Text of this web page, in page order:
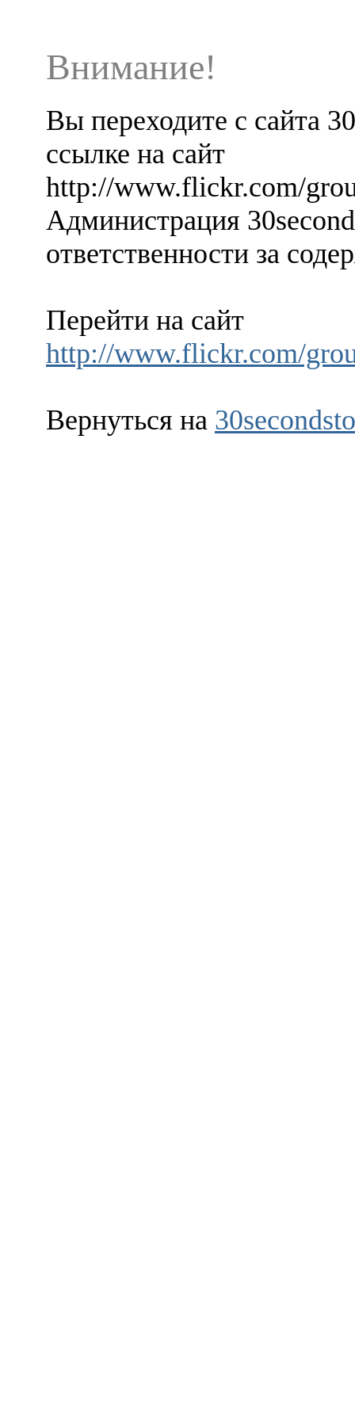
Внимание!
Вы переходите с сайта
ссылке на сайт
http://www.flickr.com/
Администрация
ответственности за
Перейти на сайт
http://www.flickr.com/
Вернуться на